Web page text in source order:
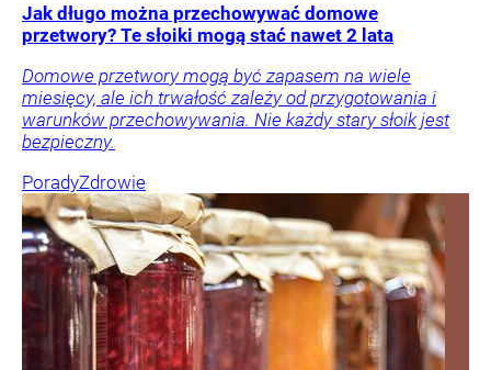
Jak długo można przechowywać domowe
przetwory? Te słoiki mogą stać nawet 2 lata
Domowe przetwory mogą być zapasem na wiele
miesięcy, ale ich trwałość zależy od przygotowania i
warunków przechowywania. Nie każdy stary słoik jest
bezpieczny.
PoradyZdrowie